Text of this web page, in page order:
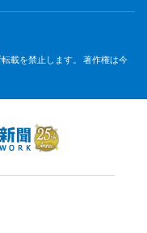
載を禁止します。 著作権は今